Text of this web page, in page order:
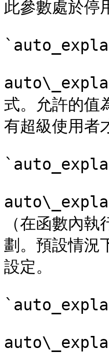
此參數處於停
式。允許的
有超級使用者
（在函數內
劃。預設情況
設定。